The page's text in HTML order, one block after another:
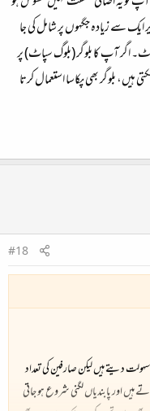
ایک سے زیادہ جگہوں پر شامل کی جا
اگر آپ کا بلوگر (بلوگ سپاٹ) پر
ہیں، بلوگر بھی پکاسا استعمال کرتا
#18
دیتے ہیں لیکن صارفین کی تعداد
ہیں اور پابندیاں لگنی شروع ہو جاتی